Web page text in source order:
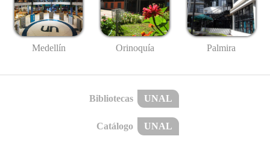
Medellín Orinoquía Palmira
Bibliotecas UNAL
Catálogo UNAL